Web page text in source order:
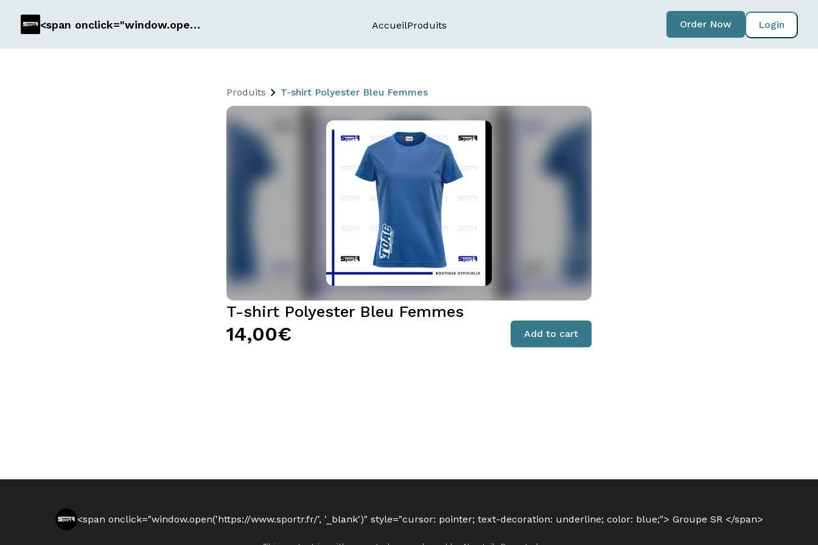
<span onclick="window.open('https://www.sportr.fr/', '_blank')" style="cursor: pointer; text-decoration: underline; color: blue;"> Groupe SR </span> AccueilProduits Login
Order Now
Produits T-shirt Polyester Bleu Femmes
T-shirt Polyester Bleu Femmes
14,00€ Add to cart
<span onclick="window.open('https://www.sportr.fr/', '_blank')" style="cursor: pointer; text-decoration: underline; color: blue;"> Groupe SR </span>